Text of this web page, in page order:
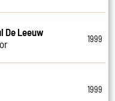
De Leeuw
1999
1999